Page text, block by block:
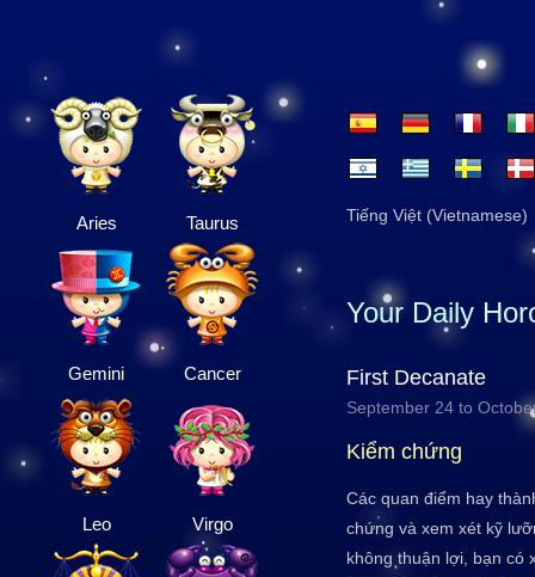
Aries Taurus
Gemini Cancer
Leo Virgo
Tiếng Việt (Vietnamese)
Your Daily
First Decanate
September 24 to
Kiểm chứng
Các quan điểm hay
chứng và xem xét kỹ
không thuận lợi, bạn có